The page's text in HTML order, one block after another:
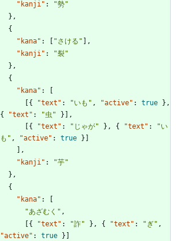
"kanji" :
"勢"
} ,
{
"kana" : "さける"
,
"kanji" :
"裂"
} ,
{
"kana" :
{ "text" : "いも" , "active" : true } ,
{
"text" : "虫" }
,
{ "text" : "じゃが" } , { "text" :
"い
も" , "active" : true }
,
"kanji" :
"芋"
} ,
{
"kana" :
"あざむく" ,
{ "text" : "詐" } , { "text" : "ぎ" ,
"active" : true }